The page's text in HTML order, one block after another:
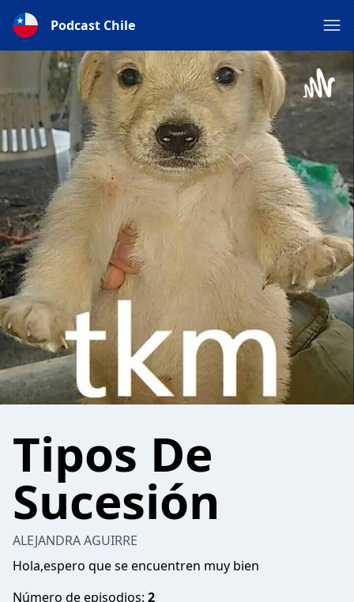
Podcast Chile
Tipos De
Sucesión
ALEJANDRA AGUIRRE
Hola,espero que se encuentren muy bien
Número de episodios: 2